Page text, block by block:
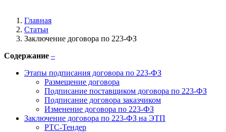
Главная
Статьи
Заключение договора по 223-ФЗ
Содержание –
Этапы подписания договора по 223-ФЗ
Размещение договора
Подписание поставщиком договора по 223-ФЗ
Подписание договора заказчиком
Изменение договора по 223-ФЗ
Заключение договора по 223-ФЗ на ЭТП
РТС-Тендер